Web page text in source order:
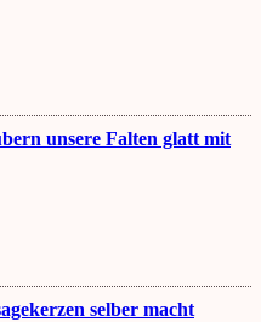
unsere Falten glatt mit
selber macht